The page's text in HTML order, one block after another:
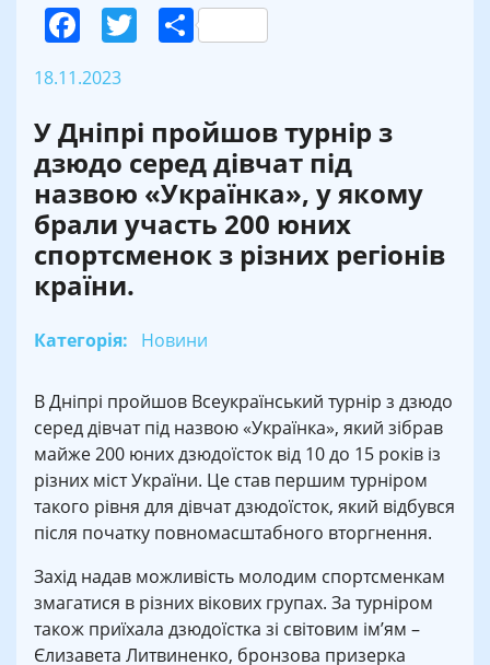
Facebook
Twitter
Поділитися
18.11.2023
У Дніпрі пройшов турнір з
дзюдо серед дівчат під
назвою «Українка», у якому
брали участь 200 юних
спортсменок з різних регіонів
країни.
Категорія: Новини
В Дніпрі пройшов Всеукраїнський турнір з дзюдо
серед дівчат під назвою «Українка», який зібрав
майже 200 юних дзюдоїсток від 10 до 15 років із
різних міст України. Це став першим турніром
такого рівня для дівчат дзюдоїсток, який відбувся
після початку повномасштабного вторгнення.
Захід надав можливість молодим спортсменкам
змагатися в різних вікових групах. За турніром
також приїхала дзюдоїстка зі світовим ім’ям –
Єлизавета Литвиненко, бронзова призерка